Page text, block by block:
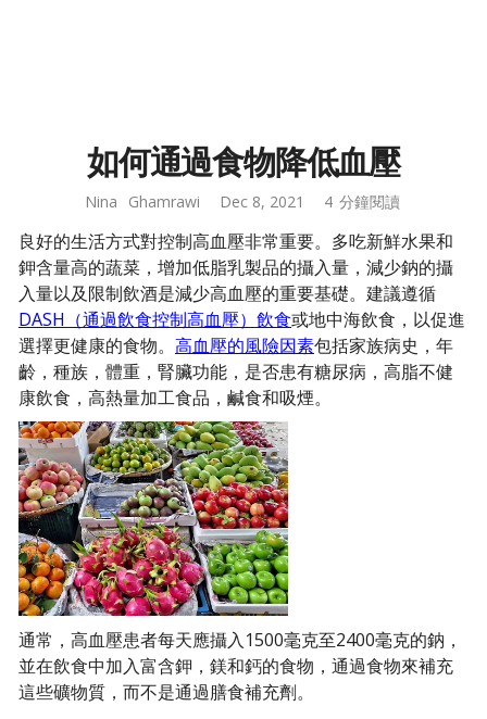
如何通過食物降低血壓
Nina Ghamrawi Dec 8, 2021 4 分鐘閱讀
良好的生活方式對控制高血壓非常重要。多吃新鮮水果和
鉀含量高的蔬菜，增加低脂乳製品的攝入量，減少鈉的攝
入量以及限制飲酒是減少高血壓的重要基礎。建議遵循
DASH（通過飲食控制高血壓）飲食或地中海飲食，以促進
選擇更健康的食物。 高血壓的風險因素包括家族病史，年
齡，種族，體重，腎臟功能，是否患有糖尿病，高脂不健
康飲食，高熱量加工食品，鹹食和吸煙。
通常，高血壓患者每天應攝入1500毫克至2400毫克的鈉，
並在飲食中加入富含鉀，鎂和鈣的食物，通過食物來補充
這些礦物質，而不是通過膳食補充劑。